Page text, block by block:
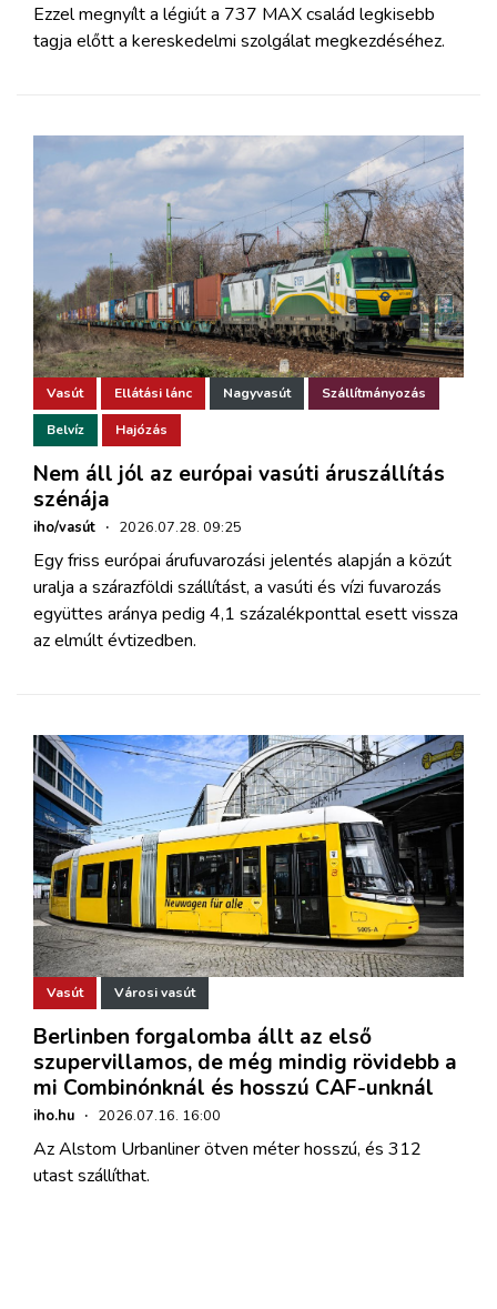
Ezzel megnyílt a légiút a 737 MAX család legkisebb
tagja előtt a kereskedelmi szolgálat megkezdéséhez.
Vasút Ellátási lánc Nagyvasút Szállítmányozás
Belvíz Hajózás
Nem áll jól az európai vasúti áruszállítás
szénája
iho/vasút · 2026.07.28. 09:25
Egy friss európai árufuvarozási jelentés alapján a közút
uralja a szárazföldi szállítást, a vasúti és vízi fuvarozás
együttes aránya pedig 4,1 százalékponttal esett vissza
az elmúlt évtizedben.
Vasút Városi vasút
Berlinben forgalomba állt az első
szupervillamos, de még mindig rövidebb a
mi Combinónknál és hosszú CAF-unknál
iho.hu · 2026.07.16. 16:00
Az Alstom Urbanliner ötven méter hosszú, és 312
utast szállíthat.